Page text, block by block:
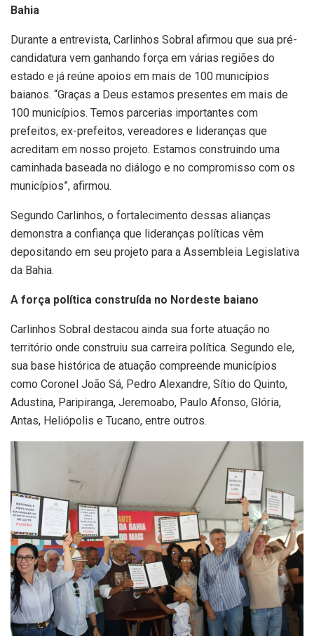
Bahia
Durante a entrevista, Carlinhos Sobral afirmou que sua pré-
candidatura vem ganhando força em várias regiões do
estado e já reúne apoios em mais de 100 municípios
baianos. “Graças a Deus estamos presentes em mais de
100 municípios. Temos parcerias importantes com
prefeitos, ex-prefeitos, vereadores e lideranças que
acreditam em nosso projeto. Estamos construindo uma
caminhada baseada no diálogo e no compromisso com os
municípios”, afirmou.
Segundo Carlinhos, o fortalecimento dessas alianças
demonstra a confiança que lideranças políticas vêm
depositando em seu projeto para a Assembleia Legislativa
da Bahia.
A força política construída no Nordeste baiano
Carlinhos Sobral destacou ainda sua forte atuação no
território onde construiu sua carreira política. Segundo ele,
sua base histórica de atuação compreende municípios
como Coronel João Sá, Pedro Alexandre, Sítio do Quinto,
Adustina, Paripiranga, Jeremoabo, Paulo Afonso, Glória,
Antas, Heliópolis e Tucano, entre outros.